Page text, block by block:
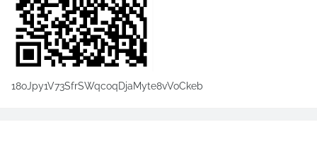
18oJpy1V73SfrSWqcoqDjaMyte8vVoCkeb